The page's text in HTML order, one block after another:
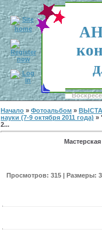
Начало » Фотоальбом »
науки (7-9 октября 2011 года) »
2...
Просмотров: 315 | Размеры: